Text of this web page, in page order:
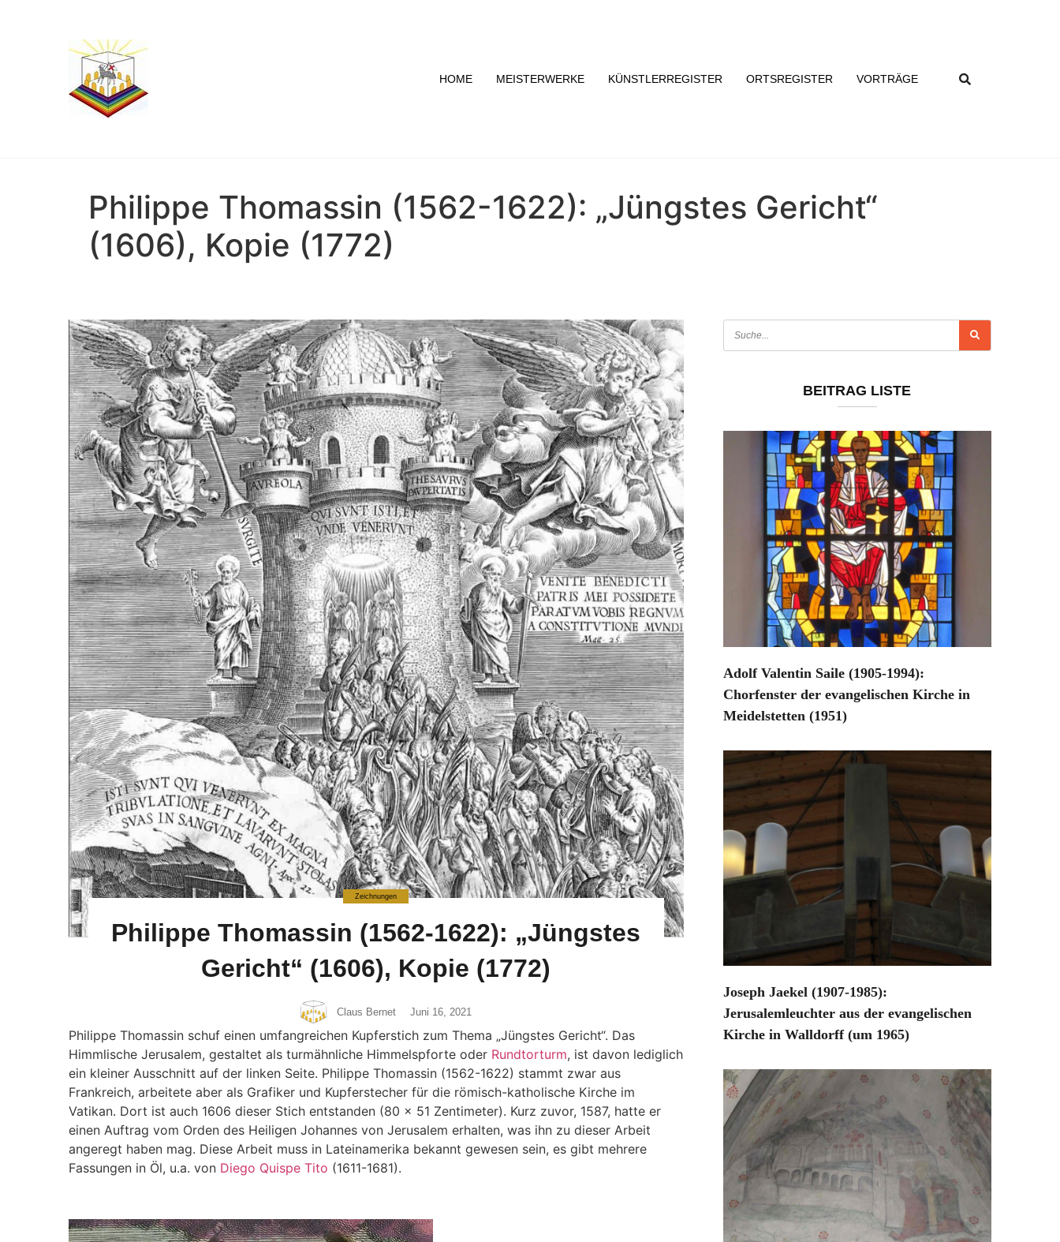
HOME MEISTERWERKE KÜNSTLERREGISTER ORTSREGISTER VORTRÄGE
Philippe Thomassin (1562-1622): „Jüngstes Gericht“
(1606), Kopie (1772)
Zeichnungen
Philippe Thomassin (1562-1622): „Jüngstes
Gericht“ (1606), Kopie (1772)
Claus Bernet Juni 16, 2021
Philippe Thomassin schuf einen umfangreichen Kupferstich zum Thema „Jüngstes Gericht“. Das
Himmlische Jerusalem, gestaltet als turmähnliche Himmelspforte oder Rundtorturm, ist davon lediglich
ein kleiner Ausschnitt auf der linken Seite. Philippe Thomassin (1562-1622) stammt zwar aus
Frankreich, arbeitete aber als Grafiker und Kupferstecher für die römisch-katholische Kirche im
Vatikan. Dort ist auch 1606 dieser Stich entstanden (80 x 51 Zentimeter). Kurz zuvor, 1587, hatte er
einen Auftrag vom Orden des Heiligen Johannes von Jerusalem erhalten, was ihn zu dieser Arbeit
angeregt haben mag. Diese Arbeit muss in Lateinamerika bekannt gewesen sein, es gibt mehrere
Fassungen in Öl, u.a. von Diego Quispe Tito (1611-1681).
BEITRAG LISTE
Adolf Valentin Saile (1905-1994):
Chorfenster der evangelischen Kirche in
Meidelstetten (1951)
Joseph Jaekel (1907-1985):
Jerusalemleuchter aus der evangelischen
Kirche in Walldorff (um 1965)